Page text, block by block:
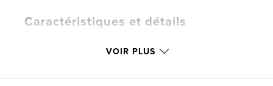
Caractéristiques et détails
VOIR PLUS